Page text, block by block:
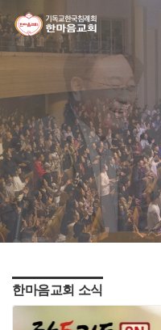
한마음교회 소식